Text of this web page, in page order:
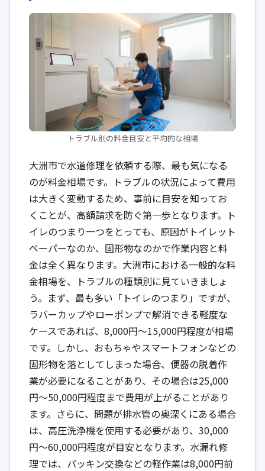
トラブル別の料金目安と平均的な相場
大洲市で水道修理を依頼する際、最も気になる
のが料金相場です。トラブルの状況によって費用
は大きく変動するため、事前に目安を知ってお
くことが、高額請求を防ぐ第一歩となります。ト
イレのつまり一つをとっても、原因がトイレット
ペーパーなのか、固形物なのかで作業内容と料
金は全く異なります。大洲市における一般的な料
金相場を、トラブルの種類別に見ていきましょ
う。まず、最も多い「トイレのつまり」ですが、
ラバーカップやローポンプで解消できる軽度な
ケースであれば、8,000円～15,000円程度が相場
です。しかし、おもちゃやスマートフォンなどの
固形物を落としてしまった場合、便器の脱着作
業が必要になることがあり、その場合は25,000
円～50,000円程度まで費用が上がることがあり
ます。さらに、問題が排水管の奥深くにある場合
は、高圧洗浄機を使用する必要があり、30,000
円～60,000円程度が目安となります。水漏れ修
理では、パッキン交換などの軽作業は8,000円前